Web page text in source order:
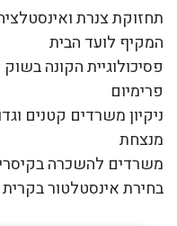
תחזוקת צנרת
המקיף לועד הבית
פסיכולוגיית הקונה
פרימיום
ניקיון משרדים קטנים
מנצחת
משרדים להשכרה
בחירת אינסטלטור בקרית גת: 6 דברים שלא